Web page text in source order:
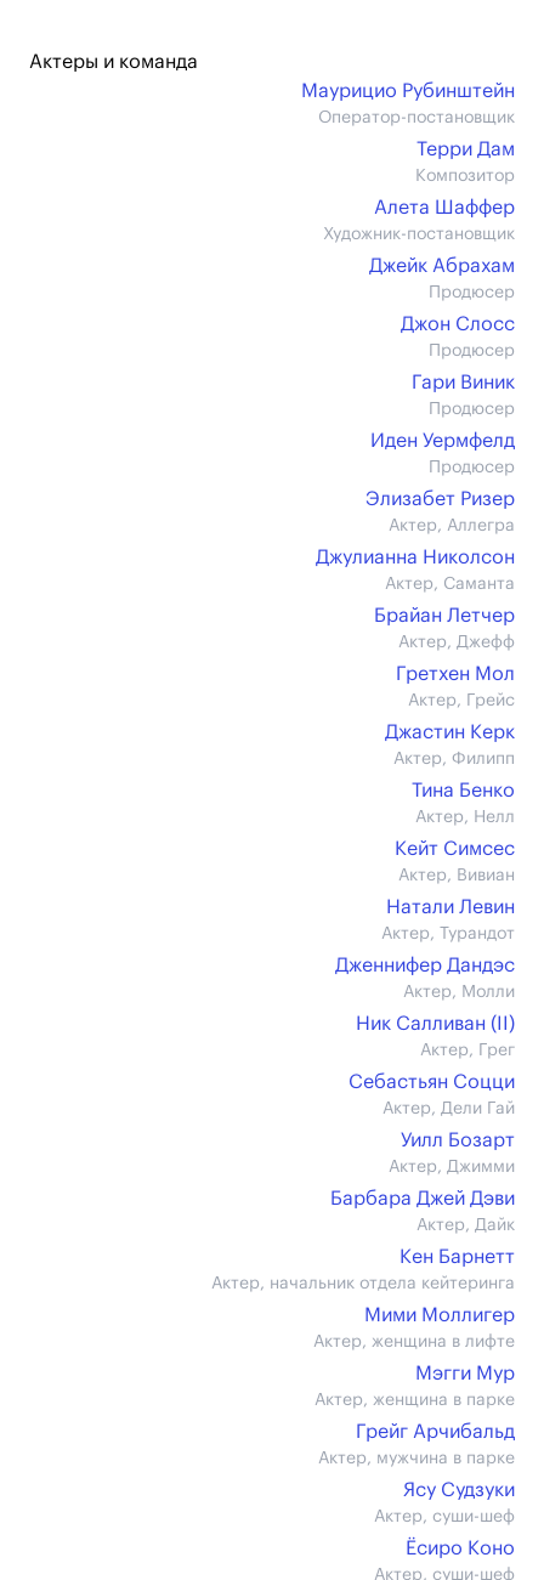
Актеры и команда
Маурицио Рубинштейн
Оператор-постановщик
Терри Дам
Композитор
Алета Шаффер
Художник-постановщик
Джейк Абрахам
Продюсер
Джон Слосс
Продюсер
Гари Виник
Продюсер
Иден Уермфелд
Продюсер
Элизабет Ризер
Актер, Аллегра
Джулианна Николсон
Актер, Саманта
Брайан Летчер
Актер, Джефф
Гретхен Мол
Актер, Грейс
Джастин Керк
Актер, Филипп
Тина Бенко
Актер, Нелл
Кейт Симсес
Актер, Вивиан
Натали Левин
Актер, Турандот
Дженнифер Дандэс
Актер, Молли
Ник Салливан (II)
Актер, Грег
Себастьян Соцци
Актер, Дели Гай
Уилл Бозарт
Актер, Джимми
Барбара Джей Дэви
Актер, Дайк
Кен Барнетт
Актер, начальник отдела кейтеринга
Мими Моллигер
Актер, женщина в лифте
Мэгги Мур
Актер, женщина в парке
Грейг Арчибальд
Актер, мужчина в парке
Ясу Судзуки
Актер, суши-шеф
Ёсиро Коно
Актер, суши-шеф